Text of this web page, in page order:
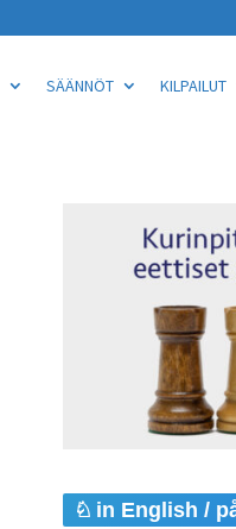
SÄÄNNÖT KILPAILUT
in English /